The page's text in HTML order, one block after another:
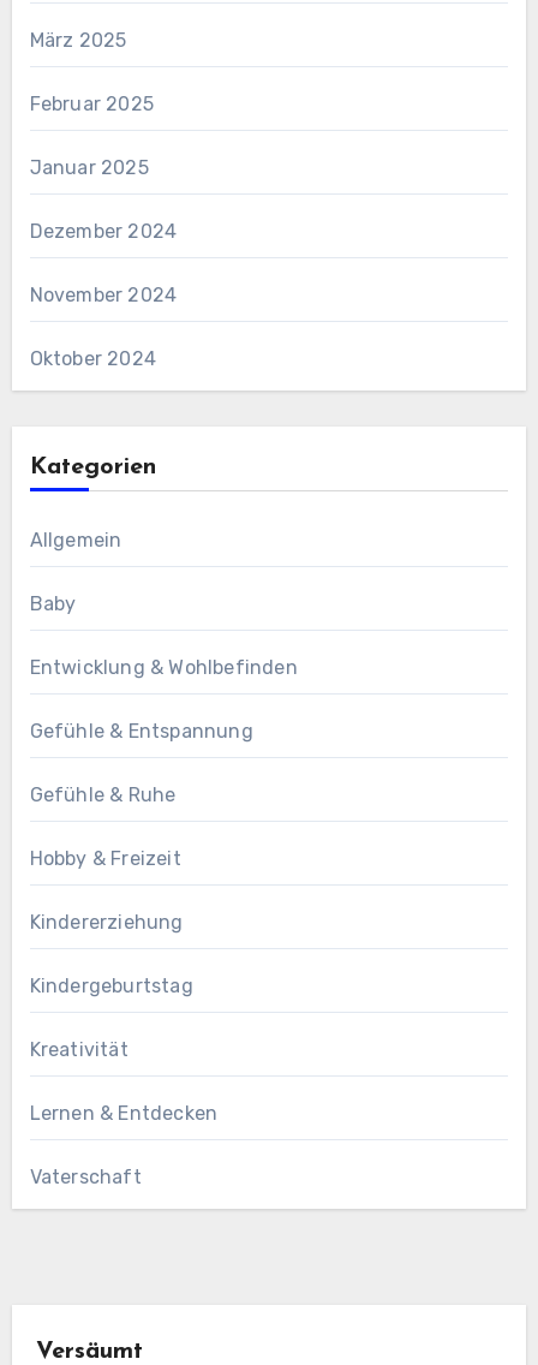
März 2025
Februar 2025
Januar 2025
Dezember 2024
November 2024
Oktober 2024
Kategorien
Allgemein
Baby
Entwicklung & Wohlbefinden
Gefühle & Entspannung
Gefühle & Ruhe
Hobby & Freizeit
Kindererziehung
Kindergeburtstag
Kreativität
Lernen & Entdecken
Vaterschaft
Versäumt